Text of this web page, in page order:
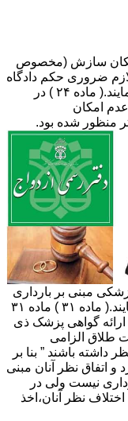
امکان سازش (مخصوص
ضروری حکم دادگاه
(در طلاق به تقاضای زن ) را مطالبه و اخذ نمایند.( ماده ۲۴ ) در
امکان
منظور شده بود.
مبنی بر بارداری
یا عدم بارداری زوجه را مطالبه و بایگانی نمایند.( ماده ۳۱ ) ماده ۳۱
ارائه گواهی پزشک ذی
طلاق الزامی
داشته باشند ” بنا بر
اتفاق نظر آنان مبنی
نیست ولی در
نظر آنان،اخذ